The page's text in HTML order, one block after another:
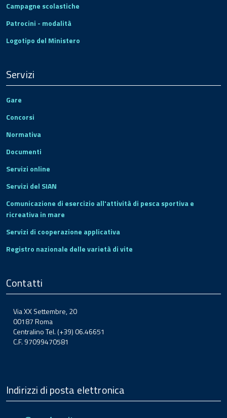
Campagne scolastiche
Patrocini - modalità
Logotipo del Ministero
Servizi
Gare
Concorsi
Normativa
Documenti
Servizi online
Servizi del SIAN
Comunicazione di esercizio all'attività di pesca sportiva e
ricreativa in mare
Servizi di cooperazione applicativa
Registro nazionale delle varietà di vite
Contatti
Via XX Settembre, 20
00187 Roma
Centralino Tel. (+39) 06.46651
C.F. 97099470581
Indirizzi di posta elettronica